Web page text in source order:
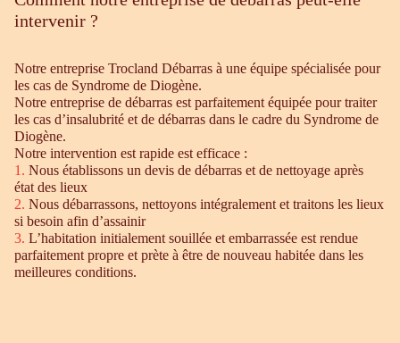
intervenir ?
Notre entreprise Trocland Débarras à une équipe spécialisée pour
les cas de Syndrome de Diogène.
Notre entreprise de débarras est parfaitement équipée pour traiter
les cas d’insalubrité et de débarras dans le cadre du Syndrome de
Diogène.
Notre intervention est rapide est efficace :
1. Nous établissons un devis de débarras et de nettoyage après
état des lieux
2. Nous débarrassons, nettoyons intégralement et traitons les lieux
si besoin afin d’assainir
3. L’habitation initialement souillée et embarrassée est rendue
parfaitement propre et prète à être de nouveau habitée dans les
meilleures conditions.